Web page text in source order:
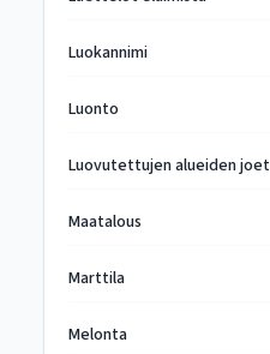
Luokannimi
Luonto
Luovutettujen alueiden joet
Maatalous
Marttila
Melonta